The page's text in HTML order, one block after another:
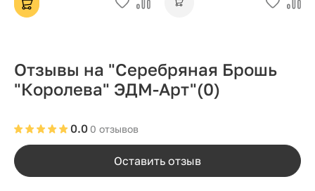
Отзывы на "Серебряная Брошь
"Королева" ЭДМ-Арт"(0)
0 отзывов
0.0
Оставить отзыв